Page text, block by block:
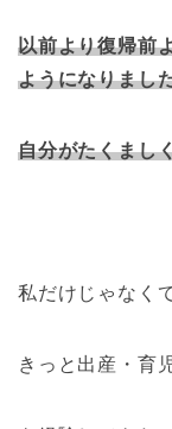
以前より復帰前
ようになりまし
自分がたくまし
私だけじゃなくて
きっと出産・育